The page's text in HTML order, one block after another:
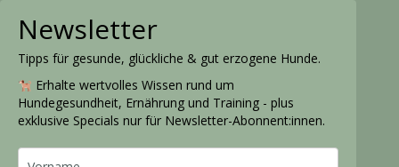
Newsletter
Tipps für gesunde, glückliche & gut erzogene Hunde.
Erhalte wertvolles Wissen rund um
Hundegesundheit, Ernährung und Training - plus
exklusive Specials nur für Newsletter-Abonnent:innen.